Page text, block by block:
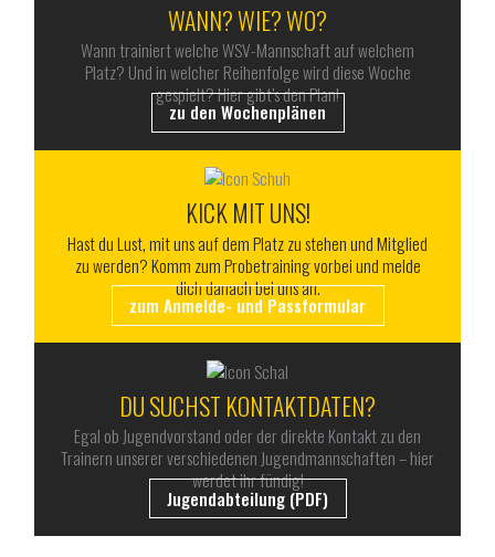
WANN? WIE? WO?
Wann trainiert welche WSV-Mannschaft auf welchem
Platz? Und in welcher Reihenfolge wird diese Woche
gespielt? Hier gibt’s den Plan!
zu den Wochenplänen
KICK MIT UNS!
Hast du Lust, mit uns auf dem Platz zu stehen und Mitglied
zu werden? Komm zum Probetraining vorbei und melde
dich danach bei uns an.
zum Anmelde- und Passformular
DU SUCHST KONTAKTDATEN?
Egal ob Jugendvorstand oder der direkte Kontakt zu den
Trainern unserer verschiedenen Jugendmannschaften – hier
werdet ihr fündig!
Jugendabteilung (PDF)